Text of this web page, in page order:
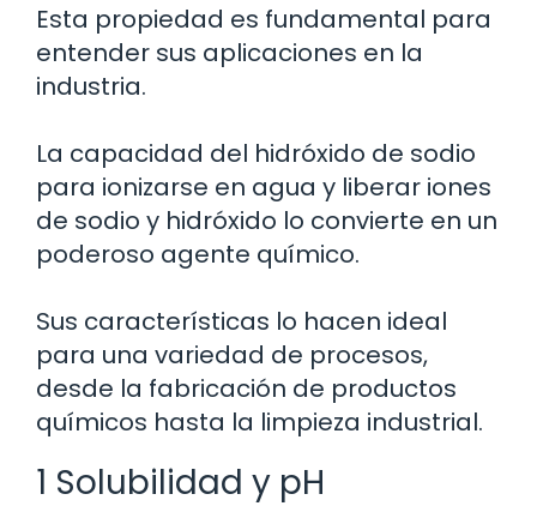
Esta propiedad es fundamental para
entender sus aplicaciones en la
industria.
La capacidad del hidróxido de sodio
para ionizarse en agua y liberar iones
de sodio y hidróxido lo convierte en un
poderoso agente químico.
Sus características lo hacen ideal
para una variedad de procesos,
desde la fabricación de productos
químicos hasta la limpieza industrial.
1 Solubilidad y pH